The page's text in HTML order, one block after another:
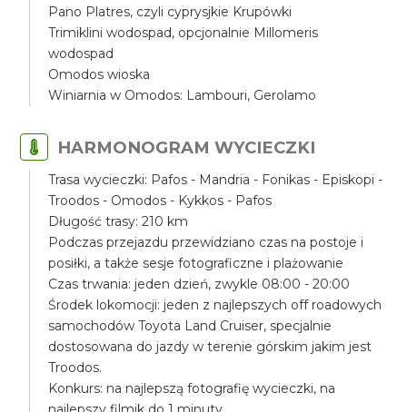
Pano Platres, czyli cyprysjkie Krupówki
Trimiklini wodospad, opcjonalnie Millomeris
wodospad
Omodos wioska
Winiarnia w Omodos: Lambouri, Gerolamo
HARMONOGRAM WYCIECZKI
Trasa wycieczki: Pafos - Mandria - Fonikas - Episkopi -
Troodos - Omodos - Kykkos - Pafos
Długość trasy: 210 km
Podczas przejazdu przewidziano czas na postoje i
posiłki, a także sesje fotograficzne i plażowanie
Czas trwania: jeden dzień, zwykle 08:00 - 20:00
Środek lokomocji: jeden z najlepszych off roadowych
samochodów Toyota Land Cruiser, specjalnie
dostosowana do jazdy w terenie górskim jakim jest
Troodos.
Konkurs: na najlepszą fotografię wycieczki, na